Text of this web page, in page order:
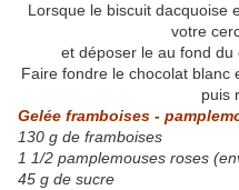
Lorsque le biscuit dacquoise
votre
et déposer le au fond du
Faire fondre le chocolat blanc
puis
Gelée framboises -
130 g de framboises
1 1/2 pamplemouses roses
45 g de sucre